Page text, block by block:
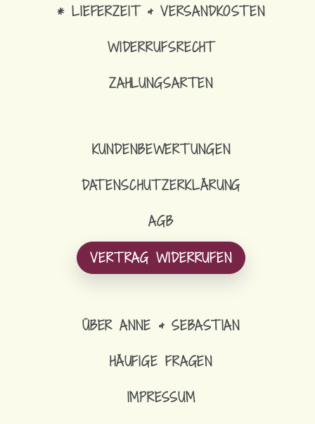
* LIEFERZEIT & VERSANDKOSTEN
WIDERRUFSRECHT
ZAHLUNGSARTEN
KUNDENBEWERTUNGEN
DATENSCHUTZERKLÄRUNG
AGB
VERTRAG WIDERRUFEN
ÜBER ANNE & SEBASTIAN
HÄUFIGE FRAGEN
IMPRESSUM